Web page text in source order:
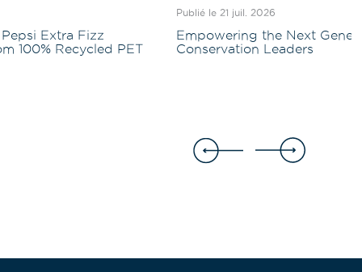
Extra Fizz
100% Recycled PET
Publié le 21 juil. 2026
Empowering the Next
Conservation Leaders